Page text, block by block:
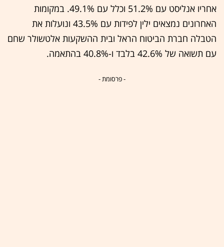
אחריו אנליסט עם 51.2% וכלל עם 49.1%. במקומות
האחרונים נמצאים ילין לפידות עם 43.5% ונועלות את
הטבלה חברת הביטוח הראל ובית ההשקעות אלטשולר שחם
עם תשואה של 42.6% בלבד ו-40.8% בהתאמה.
- פרסומת -